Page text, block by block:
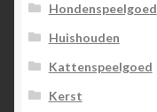
Hondenspeelgoed
Huishouden
Kattenspeelgoed
Kerst